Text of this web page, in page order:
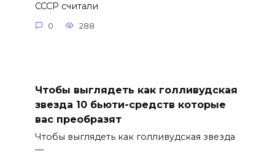
СССР считали
0 288
Чтобы выглядеть как голливудская
звезда 10 бьюти-средств которые
вас преобразят
Чтобы выглядеть как голливудская звезда
—